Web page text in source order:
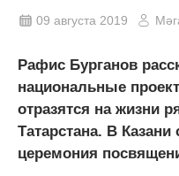
09 августа 2019
Рафис Бурганов
национальные
отразятся на жизни
Татарстана. В Казани
церемония